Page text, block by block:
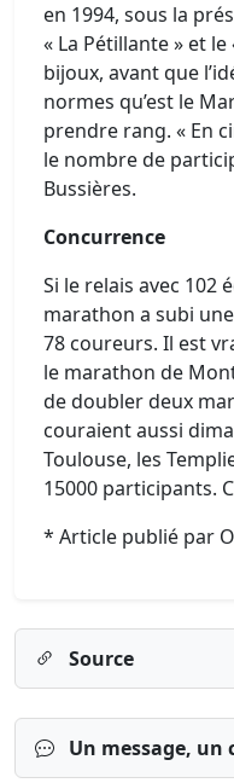
en 1994, sous la
« La Pétillante » et
bijoux, avant que
normes qu’est le
prendre rang. « En
le nombre de
Bussières.
Concurrence
Si le relais avec 102
marathon a subi
78 coureurs. Il est
le marathon de
de doubler deux
couraient aussi
Toulouse, les
15000 participants.
* Article publié par
Source
Un message, un